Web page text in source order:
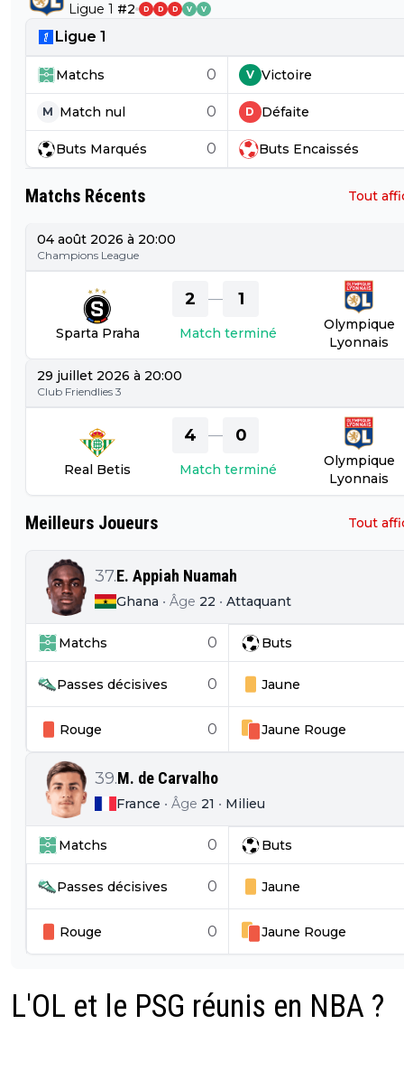
Ligue 1 #2 D D D V V
Ligue 1
Matchs 0 V Victoire
M Match nul 0 D Défaite
Buts Marqués 0 Buts Encaissés
Matchs Récents Tout
04 août 2026 à 20:00
Champions League
Sparta Praha
2 — 1
Match terminé
Olympique
Lyonnais
29 juillet 2026 à 20:00
Club Friendlies 3
Real Betis
4 — 0
Match terminé
Olympique
Lyonnais
Meilleurs Joueurs Tout
37.E. Appiah Nuamah
Ghana • Âge 22 • Attaquant
Matchs 0 Buts
Passes décisives 0 Jaune
Rouge 0 Jaune Rouge
39.M. de Carvalho
France • Âge 21 • Milieu
Matchs 0 Buts
Passes décisives 0 Jaune
Rouge 0 Jaune Rouge
L'OL et le PSG réunis en NBA ?